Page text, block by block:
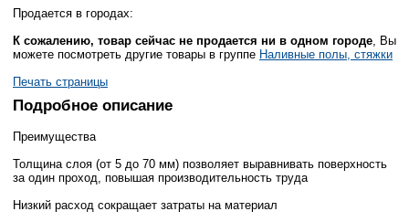
Продается в городах:
К сожалению, товар сейчас не продается ни в одном городе, Вы
можете посмотреть другие товары в группе Наливные полы, стяжки
Печать страницы
Подробное описание
Преимущества
Толщина слоя (от 5 до 70 мм) позволяет выравнивать поверхность
за один проход, повышая производительность труда
Низкий расход сокращает затраты на материал